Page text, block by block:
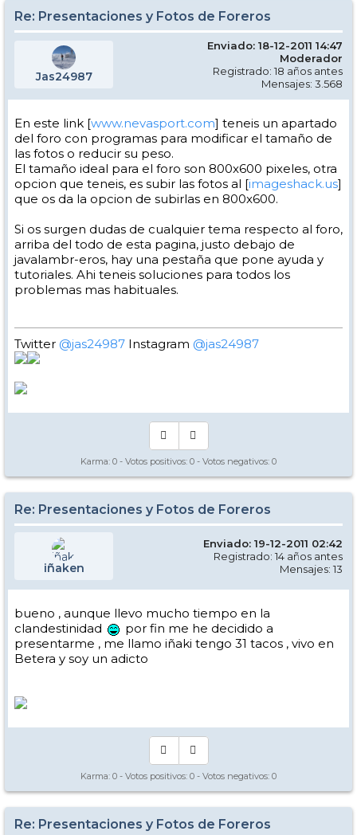
Re: Presentaciones y Fotos de Foreros
Jas24987
Enviado: 18-12-2011 14:47
Moderador
Registrado: 18 años antes
Mensajes: 3.568
En este link [www.nevasport.com] teneis un apartado
del foro con programas para modificar el tamaño de
las fotos o reducir su peso.
El tamaño ideal para el foro son 800x600 pixeles, otra
opcion que teneis, es subir las fotos al [imageshack.us]
que os da la opcion de subirlas en 800x600.
Si os surgen dudas de cualquier tema respecto al foro,
arriba del todo de esta pagina, justo debajo de
javalambr-eros, hay una pestaña que pone ayuda y
tutoriales. Ahi teneis soluciones para todos los
problemas mas habituales.
Twitter @jas24987 Instagram @jas24987
Karma: 0 - Votos positivos: 0 - Votos negativos: 0
Re: Presentaciones y Fotos de Foreros
iñaken
Enviado: 19-12-2011 02:42
Registrado: 14 años antes
Mensajes: 13
bueno , aunque llevo mucho tiempo en la
clandestinidad
por fin me he decidido a
presentarme , me llamo iñaki tengo 31 tacos , vivo en
Betera y soy un adicto
Karma: 0 - Votos positivos: 0 - Votos negativos: 0
Re: Presentaciones y Fotos de Foreros